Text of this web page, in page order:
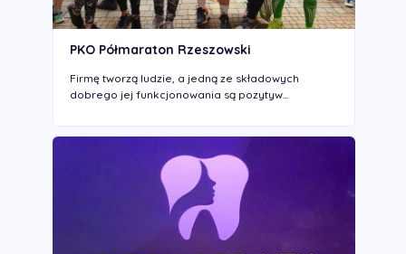
PKO Półmaraton Rzeszowski
Firmę tworzą ludzie, a jedną ze składowych
dobrego jej funkcjonowania są pozytyw...